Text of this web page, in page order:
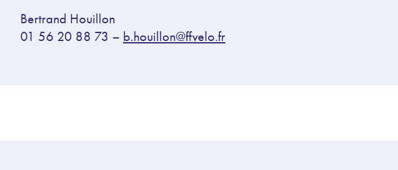
Bertrand Houillon
01 56 20 88 73 – b.houillon@ffvelo.fr